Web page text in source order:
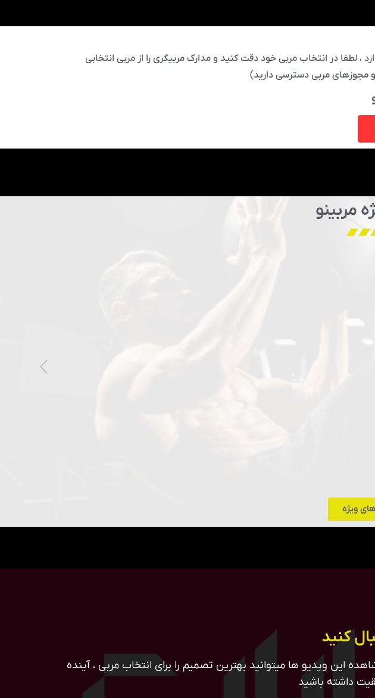
لطفا در انتخاب مربی خود دقت کنید و مدارک مربیگری را از مربی انتخابی
مجوزهای مربی دسترسی دارید)
مربینو
ویژه
کنید
این ویدیو ها میتوانید بهترین تصمیم را برای انتخاب مربی ، آینده
داشته باشید